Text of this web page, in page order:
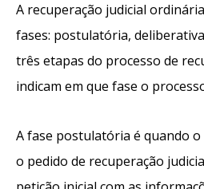
A recuperação judicial
fases: postulatória, deliberativa
três etapas do processo de
indicam em que fase o
A fase postulatória é quando
o pedido de recuperação